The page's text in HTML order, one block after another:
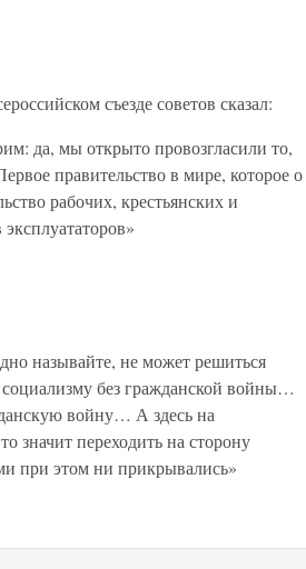
съезде советов сказал:
да, мы открыто провозгласили то,
правительство в мире, которое о
рабочих, крестьянских и
называйте, не может решиться
без гражданской войны…
войну… А здесь на
значит переходить на сторону
при этом ни прикрывались»